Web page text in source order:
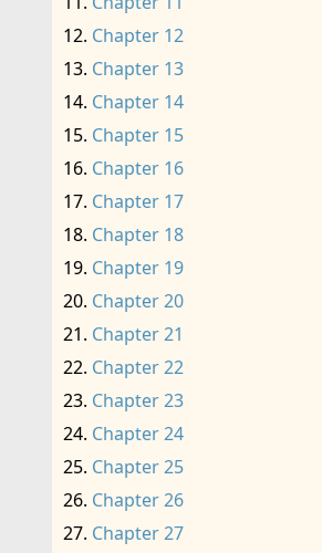
Chapter 12
Chapter 13
Chapter 14
Chapter 15
Chapter 16
Chapter 17
Chapter 18
Chapter 19
Chapter 20
Chapter 21
Chapter 22
Chapter 23
Chapter 24
Chapter 25
Chapter 26
Chapter 27